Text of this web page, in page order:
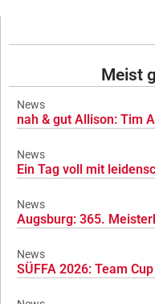
Meist
News
nah & gut Allison: Tim
News
Ein Tag voll mit
News
Augsburg: 365.
News
SÜFFA 2026: Team